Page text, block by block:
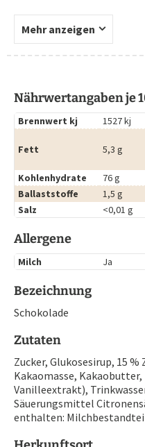
Mehr anzeigen
Nährwertangaben je
Brennwert kj 1527 kj
Fett 5,3 g
Kohlenhydrate 76 g
Ballaststoffe
1,5 g
Salz
<0,01 g
Allergene
Milch Ja
Bezeichnung
Schokolade
Zutaten
Zucker, Glukosesirup, 15
Kakaomasse,
Vanilleextrakt),
Säuerungsmittel
enthalten: